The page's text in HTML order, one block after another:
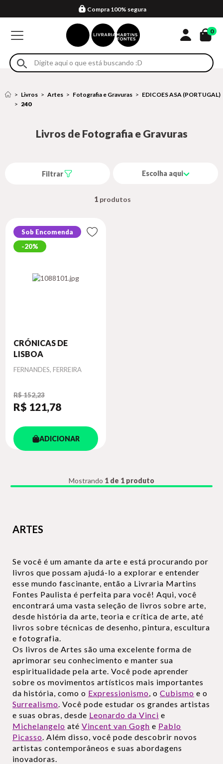
Formas de entrega
Compra 100% segura
Em até 4x sem juros no cartão*
Retire na loja
Eventos
0
Livros Artes Fotografia e Gravuras
EDICOES ASA (PORTUGAL)
240
Livros de Fotografia e Gravuras
Filtrar Escolha aqui
1
Sob Encomenda
20%
CRÓNICAS DE
LISBOA
Autor
FERNANDES, FERREIRA
R$ 152,23
R$ 121,78
ADICIONAR
Mostrando 1 de 1 produto
ARTES
Se você é um amante da arte e está procurando por
livros que possam ajudá-lo a explorar e entender
esse mundo fascinante, então a Livraria Martins
Fontes Paulista é perfeita para você! Aqui, você
encontrará uma vasta seleção de livros sobre arte,
desde história da arte, teoria e crítica de arte, até
livros sobre técnicas de desenho, pintura, escultura
e fotografia.
Os livros de Artes são uma excelente forma de
aprimorar seu conhecimento e manter sua
espiritualidade pela arte. Você pode aprender
sobre os movimentos artísticos mais importantes
da história, como o Expressionismo, o Cubismo e o
Surrealismo. Você pode estudar os grandes artistas
e suas obras, desde Leonardo da Vinci e
Michelangelo até Vincent van Gogh e Pablo
Picasso. Além disso, você pode descobrir novos
artistas contemporâneos e suas abordagens
inovadoras.